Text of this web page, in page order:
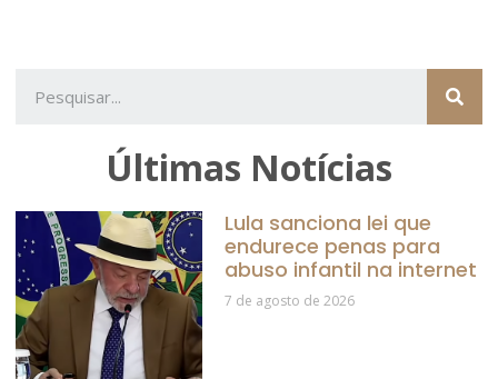
Últimas Notícias
Lula sanciona lei que
endurece penas para
abuso infantil na internet
7 de agosto de 2026